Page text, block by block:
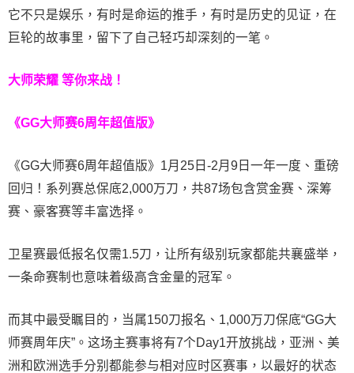
它不只是娱乐，有时是命运的推手，有时是历史的见证，在
巨轮的故事里，留下了自己轻巧却深刻的一笔。
大师荣耀 等你来战！
《GG大师赛6周年超值版》
《GG大师赛6周年超值版》1月25日-2月9日一年一度、重磅
回归！系列赛总保底2,000万刀，共87场包含赏金赛、深筹
赛、豪客赛等丰富选择。
卫星赛最低报名仅需1.5刀，让所有级别玩家都能共襄盛举，
一条命赛制也意味着级高含金量的冠军。
而其中最受瞩目的，当属150刀报名、1,000万刀保底“GG大
师赛周年庆”。这场主赛事将有7个Day1开放挑战，亚洲、美
洲和欧洲选手分别都能参与相对应时区赛事，以最好的状态